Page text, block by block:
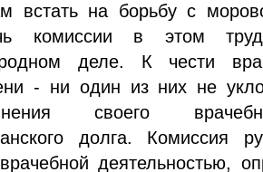
встать на борьбу с
комиссии в этом
деле. К чести
- ни один из них не
своего
долга. Комиссия
деятельностью,